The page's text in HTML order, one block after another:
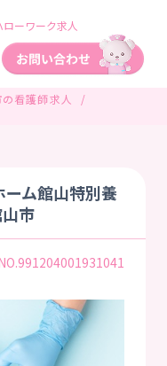
ーワーク求人
看護師求人
ム館山特別養
市